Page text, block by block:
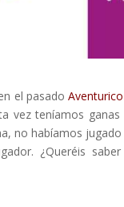
el pasadoAventurico
vez teníamos
no habíamos
¿Queréis